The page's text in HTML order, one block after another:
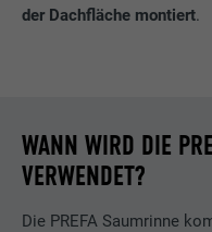
der Dachfläche montiert.
WANN WIRD DIE
VERWENDET?
Die PREFA Saumrinne